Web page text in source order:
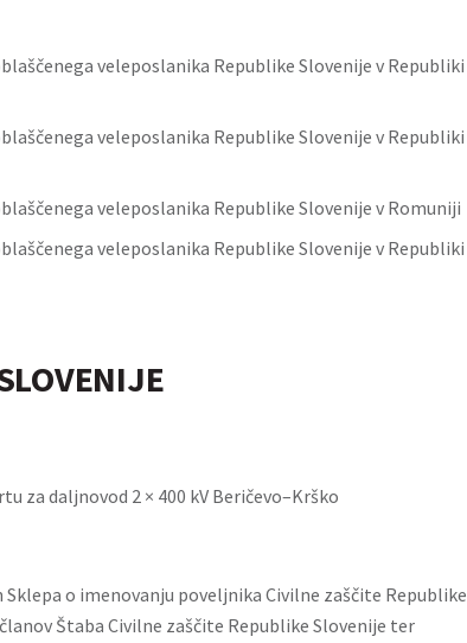
veleposlanika Republike Slovenije v Republiki
veleposlanika Republike Slovenije v Republiki
veleposlanika Republike Slovenije v Romuniji
veleposlanika Republike Slovenije v Republiki
za daljnovod 2 × 400 kV Beričevo–Krško
o imenovanju poveljnika Civilne zaščite Republike
Štaba Civilne zaščite Republike Slovenije ter